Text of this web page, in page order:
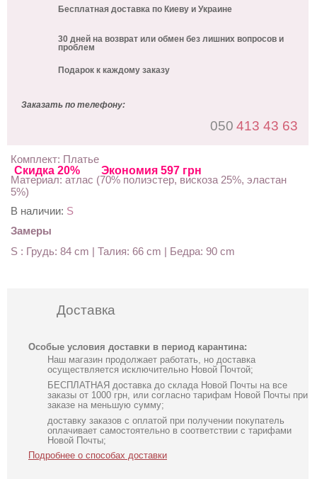
Скидка 20% Экономия 597 грн
Бесплатная доставка по Киеву и Украине
30 дней на возврат или обмен без лишних вопросов и
проблем
Подарок к каждому заказу
Заказать по телефону:
050 413 43 63
Комплект: Платье
Материал: атлас (70% полиэстер, вискоза 25%, эластан
5%)
В наличии: S
Замеры
S : Грудь: 84 cm | Талия: 66 cm | Бедра: 90 cm
Доставка
Особые условия доставки в период карантина:
Наш магазин продолжает работать, но доставка
осуществляется исключительно Новой Почтой;
БЕСПЛАТНАЯ доставка до склада Новой Почты на все
заказы от 1000 грн, или согласно тарифам Новой Почты при
заказе на меньшую сумму;
доставку заказов с оплатой при получении покупатель
оплачивает самостоятельно в соответствии с тарифами
Новой Почты;
Подробнее о способах доставки